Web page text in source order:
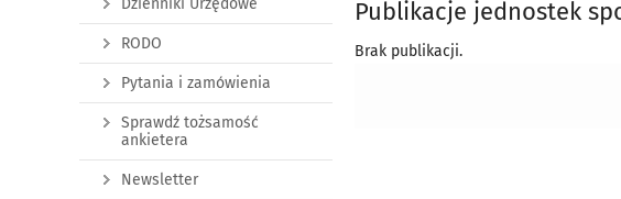
Publikacje jednostek
Brak publikacji.
Dzienniki Urzędowe
RODO
Pytania i zamówienia
Sprawdź tożsamość
ankietera
Newsletter